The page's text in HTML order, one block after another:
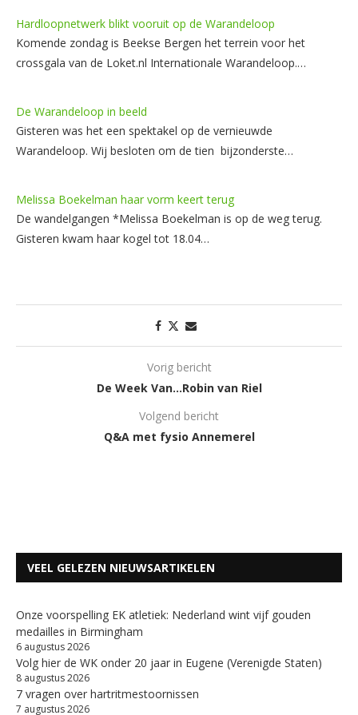
Hardloopnetwerk blikt vooruit op de Warandeloop
Komende zondag is Beekse Bergen het terrein voor het
crossgala van de Loket.nl Internationale Warandeloop.…
De Warandeloop in beeld
Gisteren was het een spektakel op de vernieuwde
Warandeloop. Wij besloten om de tien bijzonderste…
Melissa Boekelman haar vorm keert terug
De wandelgangen *Melissa Boekelman is op de weg terug.
Gisteren kwam haar kogel tot 18.04…
Vorig bericht
De Week Van…Robin van Riel
Volgend bericht
Q&A met fysio Annemerel
VEEL GELEZEN NIEUWSARTIKELEN
Onze voorspelling EK atletiek: Nederland wint vijf gouden
medailles in Birmingham
6 augustus 2026
Volg hier de WK onder 20 jaar in Eugene (Verenigde Staten)
8 augustus 2026
7 vragen over hartritmestoornissen
7 augustus 2026